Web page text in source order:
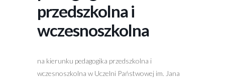
przedszkolna i
wczesnoszkolna
na kierunku pedagogika przedszkolna i
wczesnoszkolna w Uczelni Państwowej im. Jana